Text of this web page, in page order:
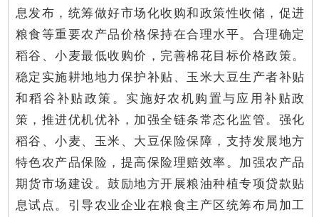
息发布，统筹做好市场化收购和政策性收储，促进
粮食等重要农产品价格保持在合理水平。合理确定
稻谷、小麦最低收购价，完善棉花目标价格政策。
稳定实施耕地地力保护补贴、玉米大豆生产者补贴
和稻谷补贴政策。实施好农机购置与应用补贴政
策，推进优机优补，加强全链条常态化监管。强化
稻谷、小麦、玉米、大豆保险保障，支持发展地方
特色农产品保险，提高保险理赔效率。加强农产品
期货市场建设。鼓励地方开展粮油种植专项贷款贴
息试点。引导农业企业在粮食主产区统筹布局加工